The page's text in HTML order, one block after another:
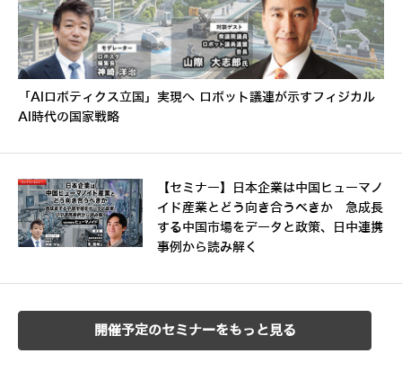
「AIロボティクス立国」実現へ ロボット議連が示すフィジカル
AI時代の国家戦略
【セミナー】日本企業は中国ヒューマノ
イド産業とどう向き合うべきか 急成長
する中国市場をデータと政策、日中連携
事例から読み解く
開催予定のセミナーをもっと見る